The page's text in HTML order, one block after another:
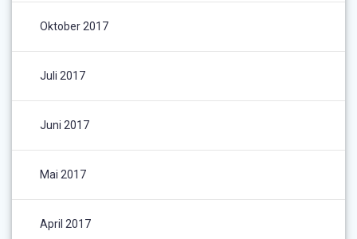
Oktober 2017
Juli 2017
Juni 2017
Mai 2017
April 2017